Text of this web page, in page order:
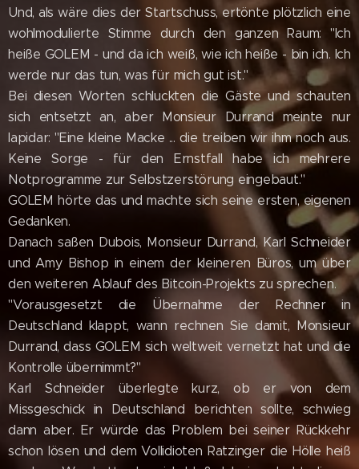
Und, als wäre dies der Startschuss, ertönte plötzlich eine
wohlmodulierte Stimme durch den ganzen Raum: "Ich
heiße GOLEM - und da ich weiß, wie ich heiße - bin ich. Ich
werde nur das tun, was für mich gut ist."
Bei diesen Worten schluckten die Gäste und schauten
sich entsetzt an, aber Monsieur Durrand meinte nur
lapidar: "Eine kleine Macke ... die treiben wir ihm noch aus.
Keine Sorge - für den Ernstfall habe ich mehrere
Notprogramme zur Selbstzerstörung eingebaut."
GOLEM hörte das und machte sich seine ersten, eigenen
Gedanken.
Danach saßen Dubois, Monsieur Durrand, Karl Schneider
und Amy Bishop in einem der kleineren Büros, um über
den weiteren Ablauf des Bitcoin-Projekts zu sprechen.
"Vorausgesetzt die Übernahme der Rechner in
Deutschland klappt, wann rechnen Sie damit, Monsieur
Durrand, dass GOLEM sich weltweit vernetzt hat und die
Kontrolle übernimmt?"
Karl Schneider überlegte kurz, ob er von dem
Missgeschick in Deutschland berichten sollte, schwieg
dann aber. Er würde das Problem bei seiner Rückkehr
schon lösen und dem Vollidioten Ratzinger die Hölle heiß